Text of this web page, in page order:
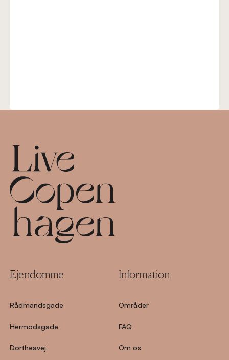
Ejendomme
Rådmandsgade
Hermodsgade
Dortheavej
Information
Områder
FAQ
Om os